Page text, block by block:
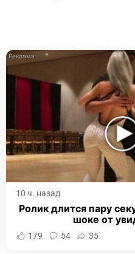
10 ч. назад
Ролик длится пару
шоке от
179 54 35